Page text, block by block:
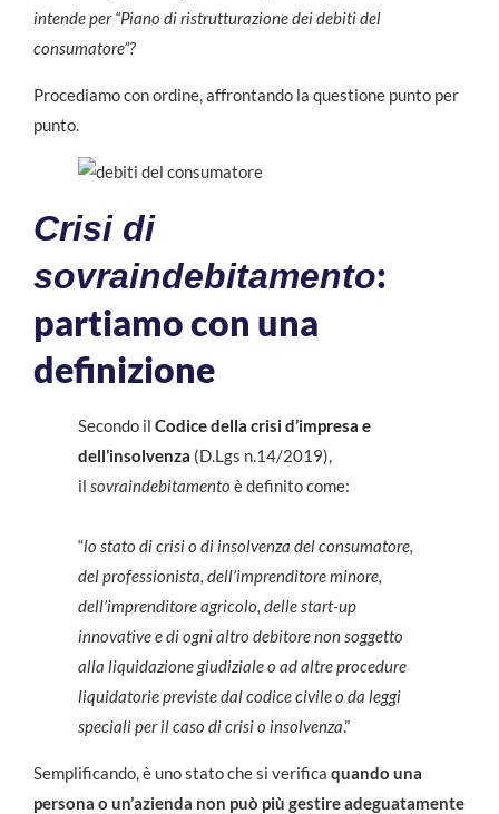
intende per “Piano di ristrutturazione dei debiti del
consumatore”?
Procediamo con ordine, affrontando la questione punto per
punto.
Crisi di
sovraindebitamento:
partiamo con una
definizione
Secondo il Codice della crisi d’impresa e
dell’insolvenza (D.Lgs n.14/2019),
il sovraindebitamento è definito come:
“lo stato di crisi o di insolvenza del consumatore,
del professionista, dell’imprenditore minore,
dell’imprenditore agricolo, delle start-up
innovative e di ogni altro debitore non soggetto
alla liquidazione giudiziale o ad altre procedure
liquidatorie previste dal codice civile o da leggi
speciali per il caso di crisi o insolvenza.”
Semplificando, è uno stato che si verifica quando una
persona o un’azienda non può più gestire adeguatamente